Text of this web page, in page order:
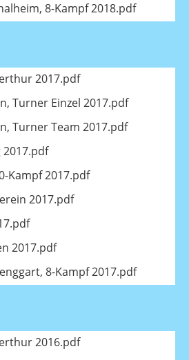
8-Kampf 2018.pdf
2017.pdf
Turner Einzel 2017.pdf
Turner Team 2017.pdf
2017.pdf
Kampf 2017.pdf
2017.pdf
2017.pdf
8-Kampf 2017.pdf
2016.pdf